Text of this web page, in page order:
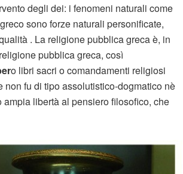
degli dei: i fenomeni naturali come
sono forze naturali personificate,
. La religione pubblica greca è, in
pubblica greca, così
o libri sacri o comandamenti religiosi
fu di tipo assolutistico-dogmatico nè
libertà al pensiero filosofico, che